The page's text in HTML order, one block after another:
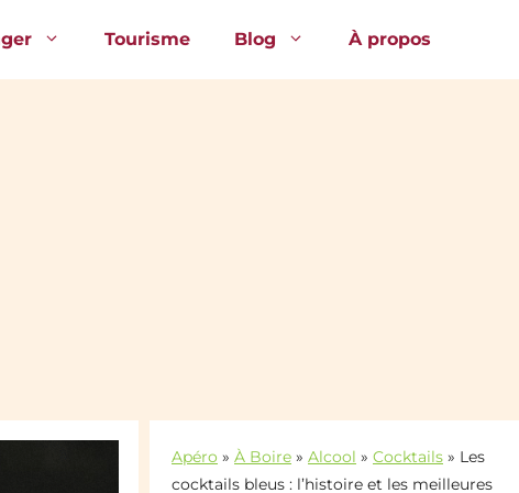
Tourisme Blog À propos
Apéro » À Boire » Alcool » Cocktails » Les
cocktails bleus : l’histoire et les meilleures